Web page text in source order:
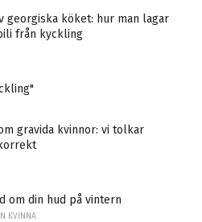
georgiska köket: hur man lagar
från kyckling
gravida kvinnor: vi tolkar
om din hud på vintern
KVINNA